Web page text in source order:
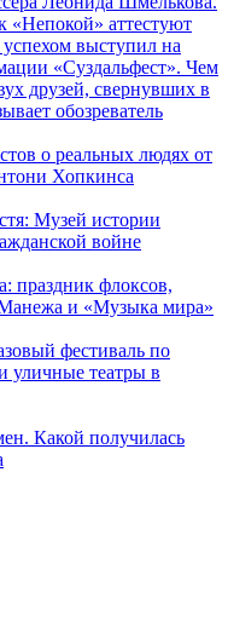
аттестуют
выступил на
«Суздальфест». Чем
друзей, свернувших в
обозреватель
о реальных людях от
Хопкинса
Музей истории
войне
праздник флоксов,
и «Музыка мира»
фестиваль по
уличные театры в
Какой получилась